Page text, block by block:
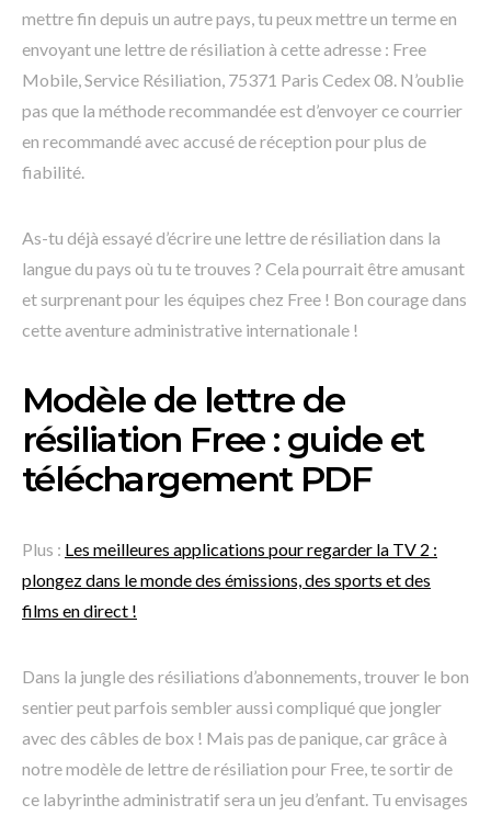
mettre fin depuis un autre pays, tu peux mettre un terme en
envoyant une lettre de résiliation à cette adresse : Free
Mobile, Service Résiliation, 75371 Paris Cedex 08. N’oublie
pas que la méthode recommandée est d’envoyer ce courrier
en recommandé avec accusé de réception pour plus de
fiabilité.
As-tu déjà essayé d’écrire une lettre de résiliation dans la
langue du pays où tu te trouves ? Cela pourrait être amusant
et surprenant pour les équipes chez Free ! Bon courage dans
cette aventure administrative internationale !
Modèle de lettre de
résiliation Free : guide et
téléchargement PDF
Plus : Les meilleures applications pour regarder la TV 2 :
plongez dans le monde des émissions, des sports et des
films en direct !
Dans la jungle des résiliations d’abonnements, trouver le bon
sentier peut parfois sembler aussi compliqué que jongler
avec des câbles de box ! Mais pas de panique, car grâce à
notre modèle de lettre de résiliation pour Free, te sortir de
ce labyrinthe administratif sera un jeu d’enfant. Tu envisages